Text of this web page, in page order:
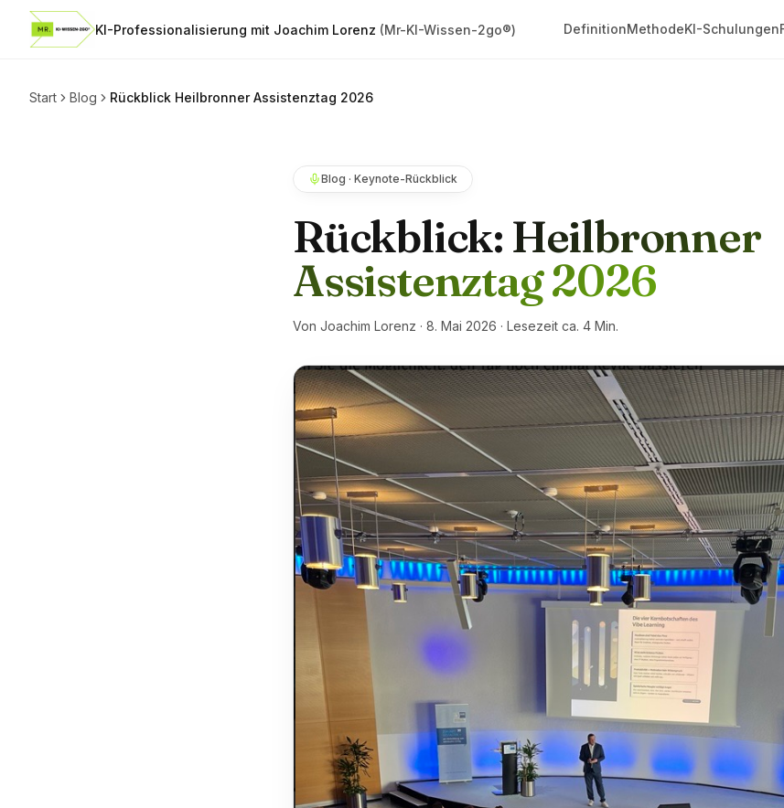
KI-Professionalisierung mit Joachim Lorenz (Mr-KI-Wissen-2go®) DefinitionMethodeKI-Schulungen
Start Blog Rückblick Heilbronner Assistenztag 2026
Blog · Keynote-Rückblick
Rückblick: Heilbronner
Assistenztag 2026
Von Joachim Lorenz · 8. Mai 2026 · Lesezeit ca. 4 Min.